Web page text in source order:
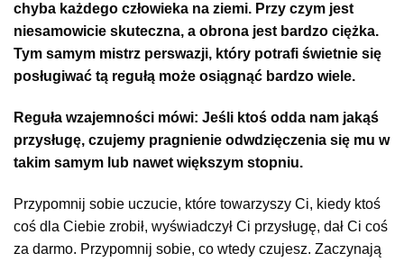
chyba każdego człowieka na ziemi. Przy czym jest
niesamowicie skuteczna, a obrona jest bardzo ciężka.
Tym samym mistrz perswazji, który potrafi świetnie się
posługiwać tą regułą może osiągnąć bardzo wiele.
Reguła wzajemności mówi: Jeśli ktoś odda nam jakąś
przysługę, czujemy pragnienie odwdzięczenia się mu w
takim samym lub nawet większym stopniu.
Przypomnij sobie uczucie, które towarzyszy Ci, kiedy ktoś
coś dla Ciebie zrobił, wyświadczył Ci przysługę, dał Ci coś
za darmo. Przypomnij sobie, co wtedy czujesz. Zaczynają